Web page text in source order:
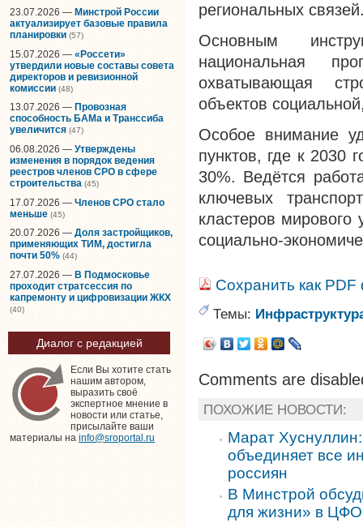
23.07.2026 — Минстрой России
актуализирует базовые правила
планировки (57)
15.07.2026 — «Россети»
утвердили новые составы совета
директоров и ревизионной
комиссии (48)
13.07.2026 — Провозная
способность БАМа и Транссиба
увеличится (47)
06.08.2026 — Утверждены
изменения в порядок ведения
реестров членов СРО в сфере
строительства (45)
17.07.2026 — Членов СРО стало
меньше (45)
20.07.2026 — Доля застройщиков,
применяющих ТИМ, достигла
почти 50% (44)
27.07.2026 — В Подмосковье
проходит стратсессия по
капремонту и цифровизации ЖКХ
(40)
Диалог с редакцией
Если Вы хотите стать
нашим автором,
выразить своё
экспертное мнение в
новости или статье,
присылайте ваши
материалы на info@sroportal.ru
региональных
Основным
национальная
охватывающая
объектов
Особое внимание
пунктов, где к 2030
30%. Ведётся
ключевых
кластеров
социально-
Сохранить как
Темы:
Comments are
ПОХОЖИЕ НОВОСТИ:
Марат
объединяет все
россиян
В Минстрой
для жизни» в ЦФО